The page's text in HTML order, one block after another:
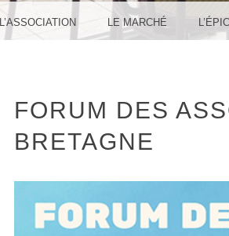
L’ASSOCIATION LE MARCHÉ
FORUM DES
BRETAGNE